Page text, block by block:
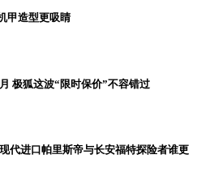
甲造型更吸睛
极狐这波“限时保价”不容错过
进口帕里斯帝与长安福特探险者谁更